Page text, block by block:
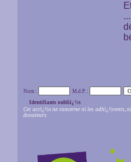
Nom :
M.d.P. :
Identifiants oubliï¿½s
Cet accï¿½s ne concerne ni les adhï¿½rents,
donateurs